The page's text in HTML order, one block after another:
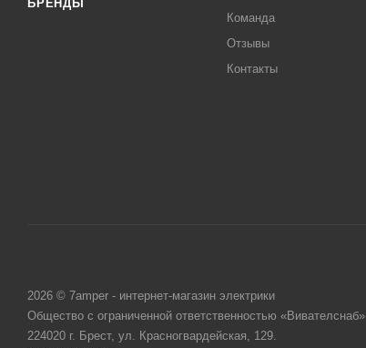
БРЕНДЫ
Команда
Отзывы
Контакты
2026 © 7amper - интернет-магазин электрики
Общество с ограниченной ответственностью «Вивателснаб»
224020 г. Брест, ул. Красногвардейская, 129.